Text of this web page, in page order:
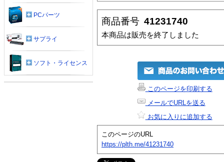
商品番号 41231740
本商品は販売を終了しました
このページを印刷する
メールでURLを送る
お気に入りに追加する
このページのURL
https://plth.me/41231740
PCパーツ
サプライ
ソフト・ライセンス